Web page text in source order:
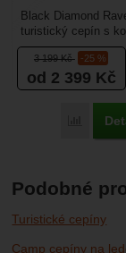
3 199Kč -25 %
od 2 399 Kč
Black Diamond
turistický cepín s
hrotem. Je určený
túry, horskou...
Podobné
Turistické cepíny
Camp cepíny na